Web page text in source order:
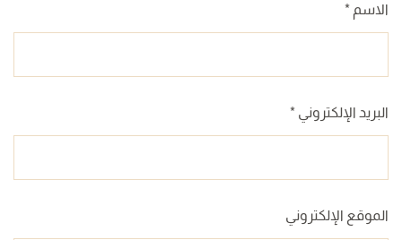
الاسم *
البريد الإلكتروني *
الموقع الإلكتروني